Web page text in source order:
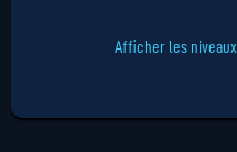
Afficher les niveaux